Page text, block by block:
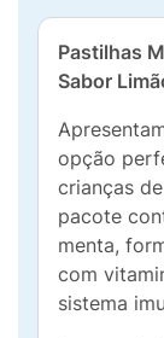
Pastilhas
Sabor
opção
crianças
pacote
menta,
com
sistema